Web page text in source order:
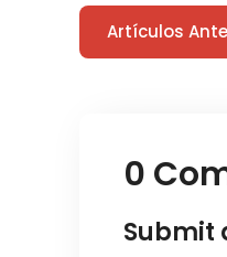
Artículos
0
Submit